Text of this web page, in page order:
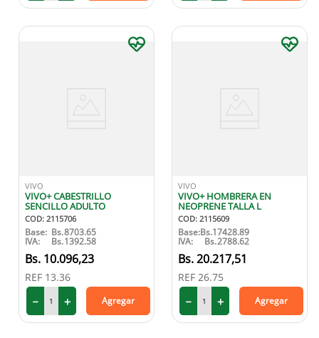
VIVO
VIVO+ CABESTRILLO
SENCILLO ADULTO
COD: 2115706
Base: Bs.8703.65
IVA: Bs.1392.58
10.096,23
REF 13.36
＋
－ Agregar
VIVO
VIVO+ HOMBRERA EN
NEOPRENE TALLA L
COD: 2115609
Base:Bs.17428.89
IVA: Bs.2788.62
20.217,51
REF 26.75
＋
－ Agregar